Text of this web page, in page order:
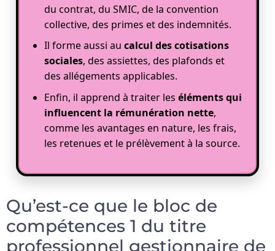
du contrat, du SMIC, de la convention
collective, des primes et des indemnités.
Il forme aussi au calcul des cotisations
sociales, des assiettes, des plafonds et
des allégements applicables.
Enfin, il apprend à traiter les éléments qui
influencent la rémunération nette,
comme les avantages en nature, les frais,
les retenues et le prélèvement à la source.
Qu’est-ce que le bloc de
compétences 1 du titre
professionnel gestionnaire de